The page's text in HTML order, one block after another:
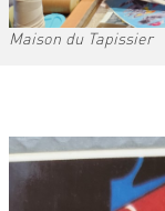
Maison du Tapissier